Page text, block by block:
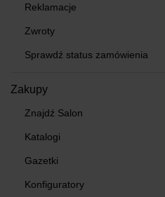
Reklamacje
Zwroty
Sprawdź status zamówienia
Zakupy
Znajdź Salon
Katalogi
Gazetki
Konfiguratory